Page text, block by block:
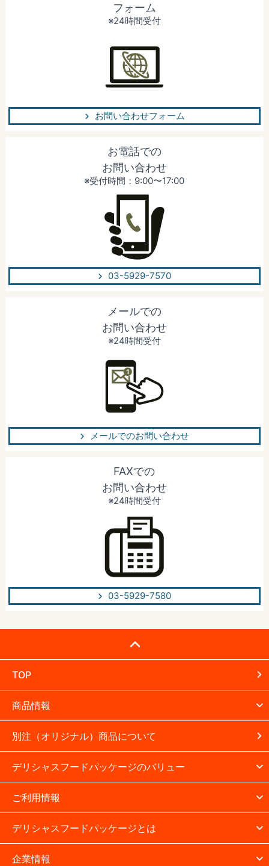
フォーム
※24時間受付
お問い合わせフォーム
お電話での
お問い合わせ
※受付時間：9:00〜17:00
03-5929-7570
メールでの
お問い合わせ
※24時間受付
メールでのお問い合わせ
FAXでの
お問い合わせ
※24時間受付
03-5929-7580
TOP
商品情報
別注（オリジナル）商品について
デリシャスフードパッケージのバリュー
ご利用情報
デリシャスフードパッケージとは
企業情報